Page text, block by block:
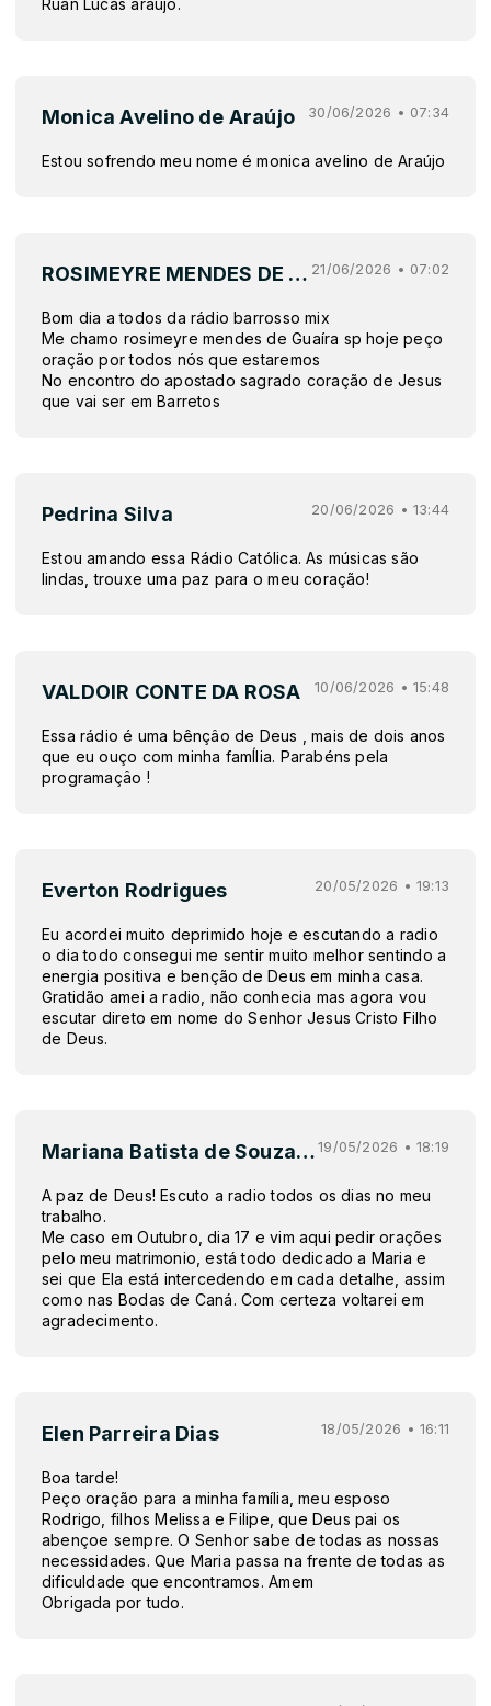
Ruan Lucas araujo.
Monica Avelino de Araújo 30/06/2026 • 07:34
Estou sofrendo meu nome é monica avelino de Araújo
ROSIMEYRE MENDES DE SOUZA 21/06/2026 • 07:02
Bom dia a todos da rádio barrosso mix
Me chamo rosimeyre mendes de Guaíra sp hoje peço
oração por todos nós que estaremos
No encontro do apostado sagrado coração de Jesus
que vai ser em Barretos
Pedrina Silva 20/06/2026 • 13:44
Estou amando essa Rádio Católica. As músicas são
lindas, trouxe uma paz para o meu coração!
VALDOIR CONTE DA ROSA 10/06/2026 • 15:48
Essa rádio é uma bênçâo de Deus , mais de dois anos
que eu ouço com minha famÍlia. Parabéns pela
programaçâo !
Everton Rodrigues 20/05/2026 • 19:13
Eu acordei muito deprimido hoje e escutando a radio
o dia todo consegui me sentir muito melhor sentindo a
energia positiva e benção de Deus em minha casa.
Gratidão amei a radio, não conhecia mas agora vou
escutar direto em nome do Senhor Jesus Cristo Filho
de Deus.
Mariana Batista de Souza Gaspar 19/05/2026 • 18:19
A paz de Deus! Escuto a radio todos os dias no meu
trabalho.
Me caso em Outubro, dia 17 e vim aqui pedir orações
pelo meu matrimonio, está todo dedicado a Maria e
sei que Ela está intercedendo em cada detalhe, assim
como nas Bodas de Caná. Com certeza voltarei em
agradecimento.
Elen Parreira Dias 18/05/2026 • 16:11
Boa tarde!
Peço oração para a minha família, meu esposo
Rodrigo, filhos Melissa e Filipe, que Deus pai os
abençoe sempre. O Senhor sabe de todas as nossas
necessidades. Que Maria passa na frente de todas as
dificuldade que encontramos. Amem
Obrigada por tudo.